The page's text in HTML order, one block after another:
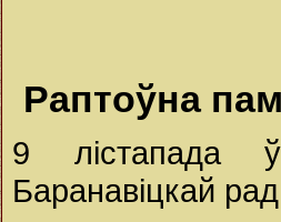
Раптоўна
9 лістапада
Баранавіцкай